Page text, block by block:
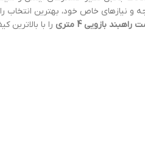
و نیازهای خاص خود، بهترین انتخاب
راهبند بازویی 4 متری
را با بالاترین